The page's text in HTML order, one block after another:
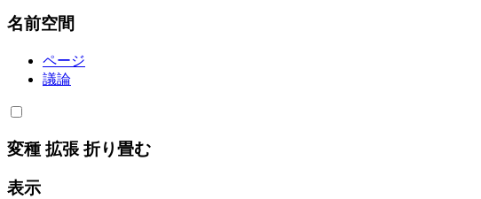
名前空間
ページ
議論
変種 拡張 折り畳む
表示